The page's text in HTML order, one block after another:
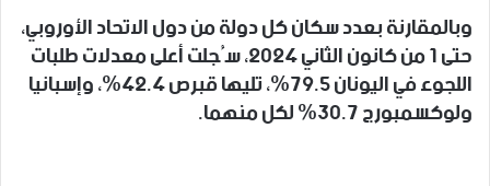
وبالمقارنة بعدد سكان كل دولة من دول الاتحاد الأوروبي،
حتى 1 من كانون الثاني 2024، سُجلت أعلى معدلات طلبات
اللجوء في اليونان 79.5%، تليها قبرص 42.4%، وإسبانيا
ولوكسمبورج 30.7% لكل منهما.